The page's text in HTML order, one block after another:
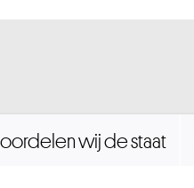
wij de staat